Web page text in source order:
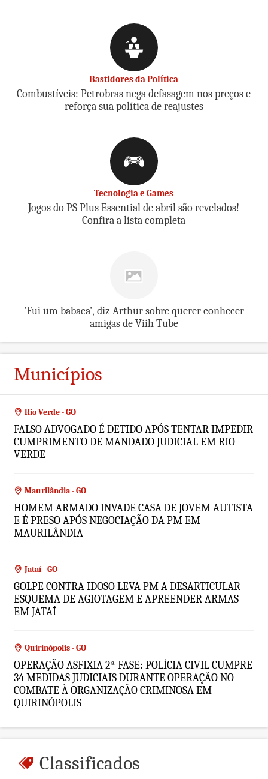
Bastidores da Política
Combustíveis: Petrobras nega defasagem nos preços e
reforça sua política de reajustes
Tecnologia e Games
Jogos do PS Plus Essential de abril são revelados!
Confira a lista completa
'Fui um babaca', diz Arthur sobre querer conhecer
amigas de Viih Tube
Municípios
Rio Verde - GO
FALSO ADVOGADO É DETIDO APÓS TENTAR IMPEDIR
CUMPRIMENTO DE MANDADO JUDICIAL EM RIO
VERDE
Maurilândia - GO
HOMEM ARMADO INVADE CASA DE JOVEM AUTISTA
E É PRESO APÓS NEGOCIAÇÃO DA PM EM
MAURILÂNDIA
Jataí - GO
GOLPE CONTRA IDOSO LEVA PM A DESARTICULAR
ESQUEMA DE AGIOTAGEM E APREENDER ARMAS
EM JATAÍ
Quirinópolis - GO
OPERAÇÃO ASFIXIA 2ª FASE: POLÍCIA CIVIL CUMPRE
34 MEDIDAS JUDICIAIS DURANTE OPERAÇÃO NO
COMBATE À ORGANIZAÇÃO CRIMINOSA EM
QUIRINÓPOLIS
Classificados